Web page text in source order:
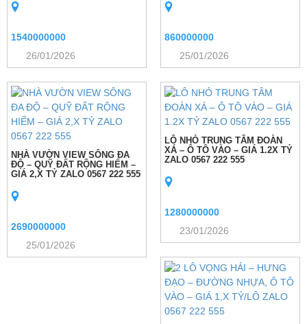
1540000000
26/01/2026
860000000
25/01/2026
NHÀ VƯỜN VIEW SÔNG ĐA
ĐỘ – QUỸ ĐẤT RỘNG HIẾM –
GIÁ 2,X TỶ ZALO 0567 222 555
2690000000
25/01/2026
LÔ NHỎ TRUNG TÂM ĐOÀN
XÁ – Ô TÔ VÀO – GIÁ 1.2X TỶ
ZALO 0567 222 555
1280000000
23/01/2026